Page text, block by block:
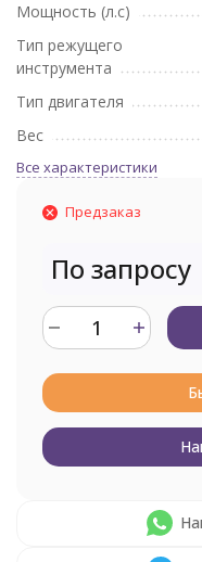
Мощность (л.с)
Тип режущего
инструмента
Тип двигателя
Вес
Все характеристики
Предзаказ
По запросу